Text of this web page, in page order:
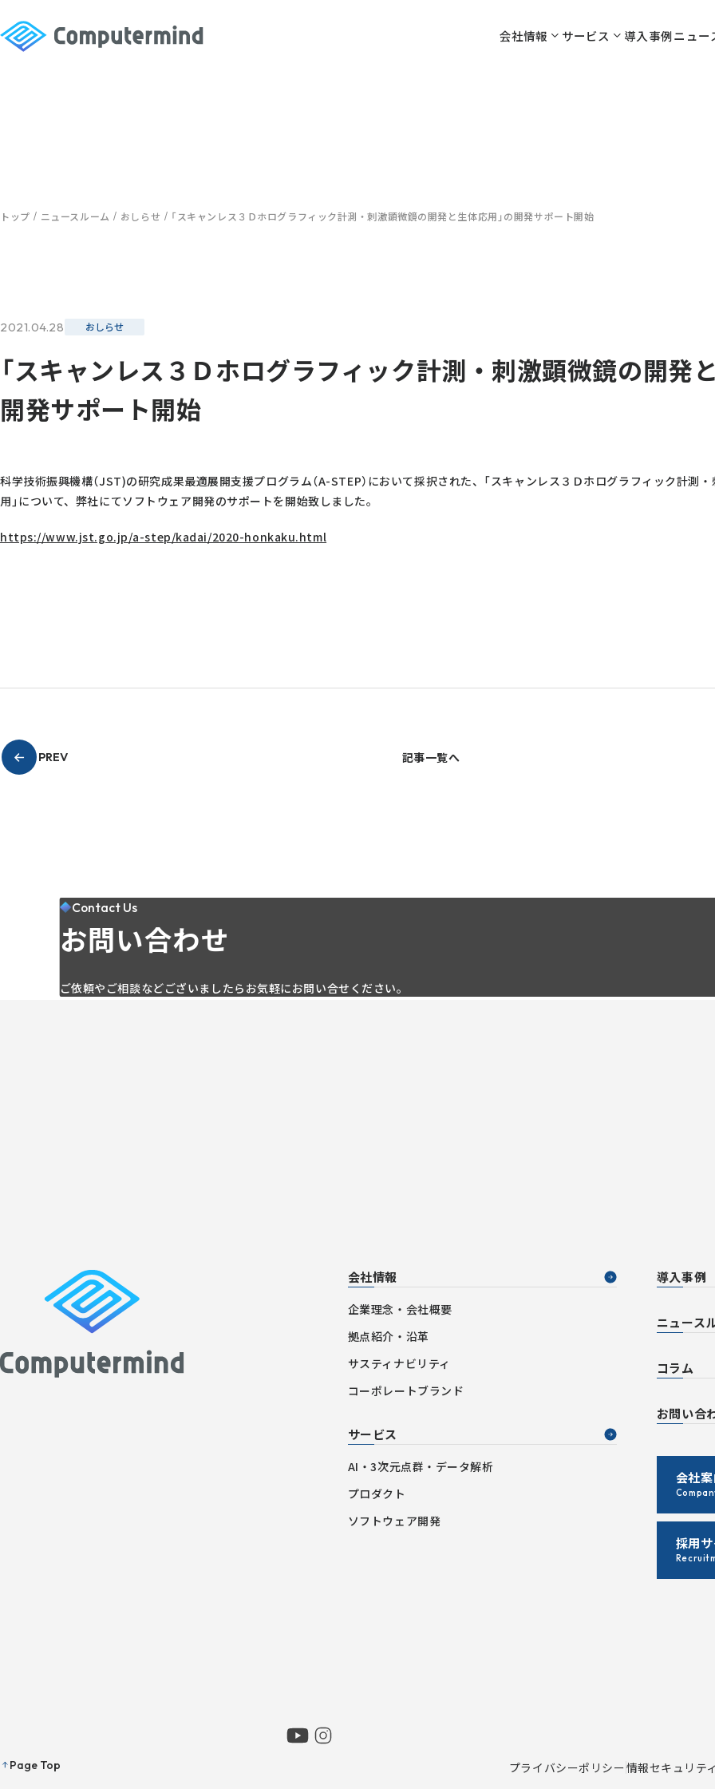
会社情報 サービス 導入事例ニュー
トップ ニュースルーム おしらせ 「スキャンレス３Ｄホログラフィック計測・刺激顕微鏡の開発と生体応用」の開発サポート開始
2021.04.28 おしらせ
「スキャンレス３Ｄホログラフィック計測・刺激顕微鏡の開発
開発サポート開始
科学技術振興機構（JST)の研究成果最適展開支援プログラム（A-STEP）において採択された、「スキャンレス３Ｄホログラフィック計測
用」について、弊社にてソフトウェア開発のサポートを開始致しました。
https://www.jst.go.jp/a-step/kadai/2020-honkaku.html
PREV 記事一覧へ
Contact Us
お問い合わせ
ご依頼やご相談などございましたらお気軽にお問い合せください。
会社情報
企業理念・会社概要
拠点紹介・沿革
サスティナビリティ
コーポレートブランド
サービス
AI・3次元点群・データ解析
プロダクト
ソフトウェア開発
導入事例
ニュース
コラム
お問い合
会社
採用
Page Top プライバシーポリシー情報セキュリテ